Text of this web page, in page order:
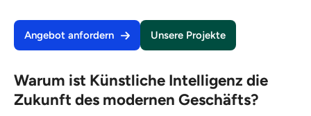
Angebot anfordern Unsere Projekte
Warum ist Künstliche Intelligenz die
Zukunft des modernen Geschäfts?